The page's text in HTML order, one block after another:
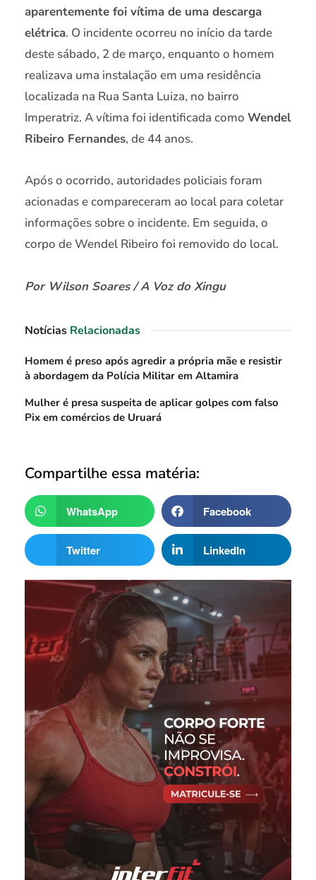
aparentemente foi vítima de uma descarga
elétrica. O incidente ocorreu no início da tarde
deste sábado, 2 de março, enquanto o homem
realizava uma instalação em uma residência
localizada na Rua Santa Luiza, no bairro
Imperatriz. A vítima foi identificada como Wendel
Ribeiro Fernandes, de 44 anos.
Após o ocorrido, autoridades policiais foram
acionadas e compareceram ao local para coletar
informações sobre o incidente. Em seguida, o
corpo de Wendel Ribeiro foi removido do local.
Por Wilson Soares / A Voz do Xingu
Notícias Relacionadas
Homem é preso após agredir a própria mãe e resistir
à abordagem da Polícia Militar em Altamira
Mulher é presa suspeita de aplicar golpes com falso
Pix em comércios de Uruará
Compartilhe essa matéria:
WhatsApp Facebook
Twitter LinkedIn